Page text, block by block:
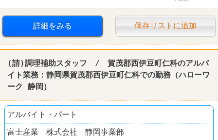
詳細をみる 保存リストに追加
(請)調理補助スタッフ / 賀茂郡西伊豆町仁科のアルバ
イト業務： 静岡県賀茂郡西伊豆町仁科での勤務（ハローワ
ーク
静岡 ）
アルバイト・パート
富士産業 株式会社 静岡事業部